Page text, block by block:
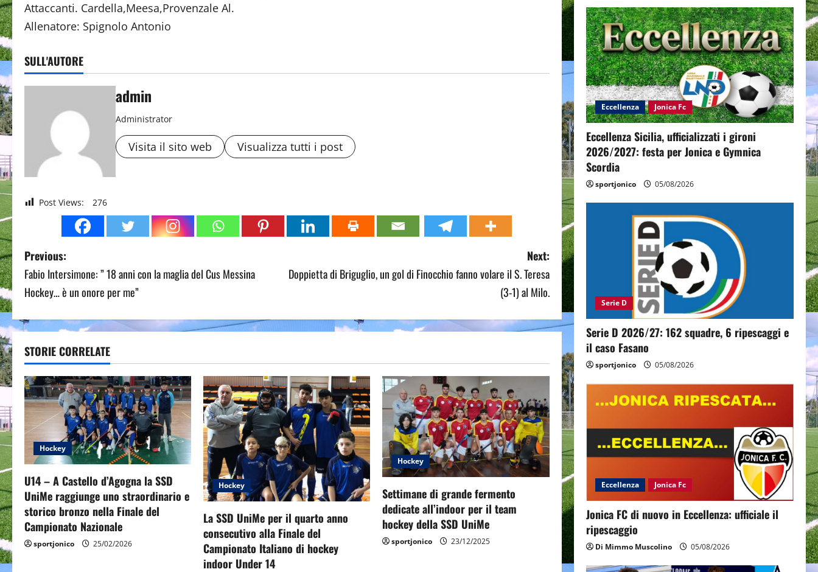
Attaccanti. Cardella,Meesa,Provenzale Al.
Allenatore: Spignolo Antonio
SULL'AUTORE
admin
Administrator
Visita il sito web Visualizza tutti i post
Post Views: 276
P
o
t
n
a
v
i
g
a
t
i
Previous:
Fabio Intersimone: ” 18 anni con la maglia del Cus Messina
Hockey… è un onore per me”
Next:
Doppietta di Briguglio, un gol di Finocchio fanno volare il S. Teresa
(3-1) al Milo.
STORIE CORRELATE
Hockey
U14 – A Castello d’Agogna la SSD
UniMe raggiunge uno straordinario e
storico bronzo nella Finale del
Campionato Nazionale
sportjonico 25/02/2026
Hockey
La SSD UniMe per il quarto anno
consecutivo alla Finale del
Campionato Italiano di hockey
indoor Under 14
Hockey
Settimane di grande fermento
dedicate all’indoor per il team
hockey della SSD UniMe
sportjonico 23/12/2025
Eccellenza Jonica Fc
Eccellenza Sicilia, ufficializzati i gironi
2026/2027: festa per Jonica e Gymnica
Scordia
sportjonico 05/08/2026
Serie D
Serie D 2026/27: 162 squadre, 6 ripescaggi e
il caso Fasano
sportjonico 05/08/2026
Eccellenza Jonica Fc
Jonica FC di nuovo in Eccellenza: ufficiale il
ripescaggio
Di Mimmo Muscolino 05/08/2026